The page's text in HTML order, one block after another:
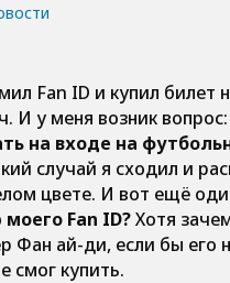
Fan ID и купил билет
И у меня возник вопрос:
на входе на
случай я сходил и
цвете. И вот ещё
Fan ID?Хотя
Фан ай-ди, если бы его
смог купить.